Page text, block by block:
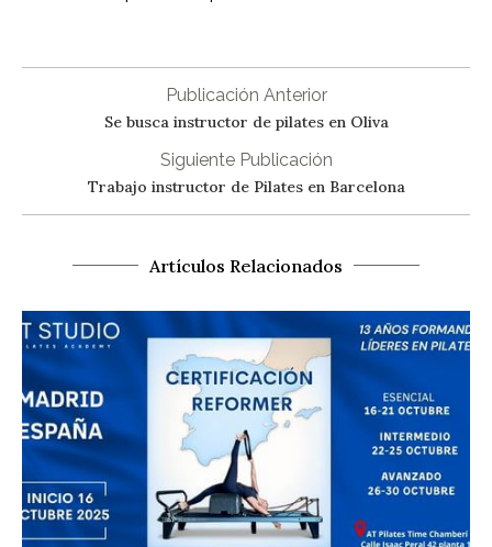
Publicación Anterior
Se busca instructor de pilates en Oliva
Siguiente Publicación
Trabajo instructor de Pilates en Barcelona
Artículos Relacionados